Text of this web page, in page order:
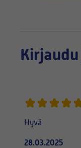
Hyvä
28.03.2025